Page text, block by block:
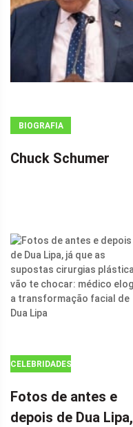
BIOGRAFIA
Chuck Schumer
CELEBRIDADES
Fotos de antes e
depois de Dua Lipa,